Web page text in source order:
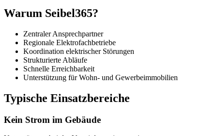
Warum Seibel365?
Zentraler Ansprechpartner
Regionale Elektrofachbetriebe
Koordination elektrischer Störungen
Strukturierte Abläufe
Schnelle Erreichbarkeit
Unterstützung für Wohn- und Gewerbeimmobilien
Typische Einsatzbereiche
Kein Strom im Gebäude